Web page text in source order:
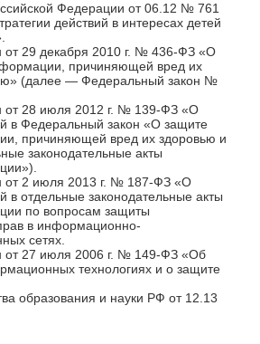
Федерации от 06.12 № 761
действий в интересах детей
от 29 декабря 2010 г. № 436-ФЗ «О
причиняющей вред их
(далее — Федеральный закон №
от 28 июля 2012 г. № 139-ФЗ «О
в Федеральный закон «О защите
причиняющей вред их здоровью и
законодательные акты
от 2 июля 2013 г. № 187-ФЗ «О
в отдельные законодательные акты
по вопросам защиты
в информационно-
сетях.
от 27 июля 2006 г. № 149-ФЗ «Об
технологиях и о защите
образования и науки РФ от 12.13